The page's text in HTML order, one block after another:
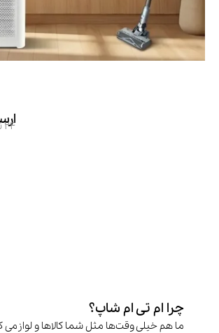
24 تا 72 ساعت
چرا ام تی ام شاپ؟
ما هم خیلی وقت‌ها مثل شما کالاها و لوازمی